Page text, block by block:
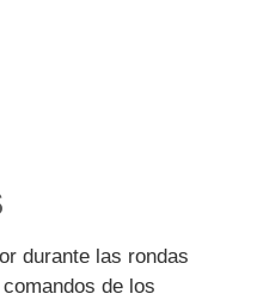
durante las rondas
de los